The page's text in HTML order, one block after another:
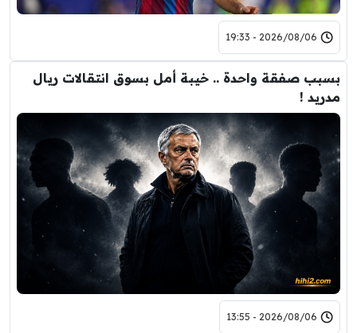
2026/08/06 - 19:33
بسبب صفقة واحدة .. خيبة أمل بسوق انتقالات ريال
مدريد !
2026/08/06 - 13:55